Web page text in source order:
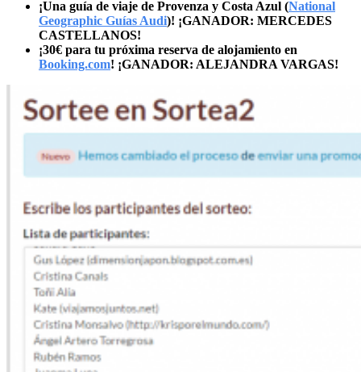
¡Una guía de viaje de Provenza y Costa Azul (National
Geographic Guías Audi)! ¡GANADOR: MERCEDES
CASTELLANOS!
¡30€ para tu próxima reserva de alojamiento en
Booking.com! ¡GANADOR: ALEJANDRA VARGAS!